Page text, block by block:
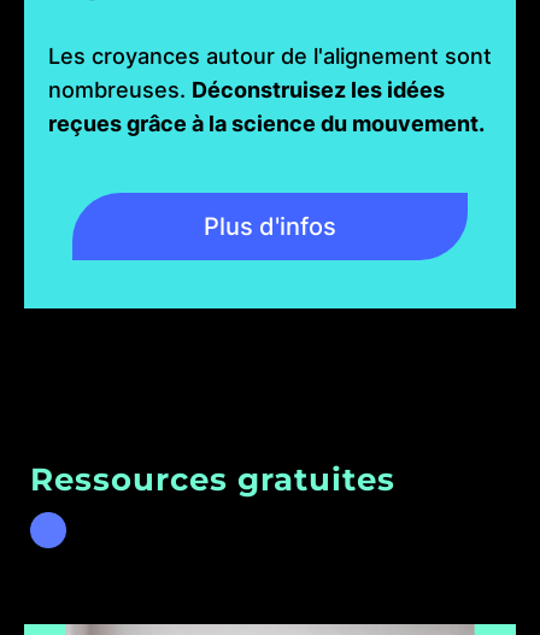
Les croyances autour de l'alignement sont
nombreuses. Déconstruisez les idées
reçues grâce à la science du mouvement.
Plus d'infos
Ressources gratuites